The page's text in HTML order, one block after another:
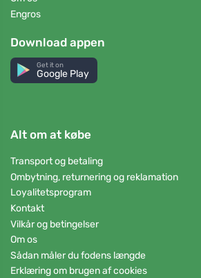
Engros
Download appen
Get it on
Google Play
Alt om at købe
Transport og betaling
Ombytning, returnering og reklamation
Loyalitetsprogram
Kontakt
Vilkår og betingelser
Om os
Sådan måler du fodens længde
Erklæring om brugen af cookies